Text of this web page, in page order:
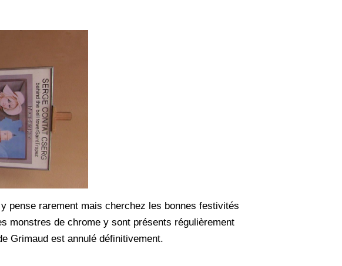
pense rarement mais cherchez les bonnes festivités
monstres de chrome y sont présents régulièrement
Grimaud est annulé définitivement.